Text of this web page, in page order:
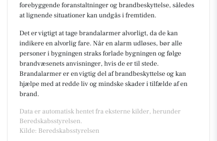
forebyggende foranstaltninger og brandbeskyttelse, således
at lignende situationer kan undgås i fremtiden.
Det er vigtigt at tage brandalarmer alvorligt, da de kan
indikere en alvorlig fare. Når en alarm udløses, bør alle
personer i bygningen straks forlade bygningen og følge
brandvæsenets anvisninger, hvis de er til stede.
Brandalarmer er en vigtig del af brandbeskyttelse og kan
hjælpe med at redde liv og mindske skader i tilfælde af en
brand.
Data er automatisk hentet fra eksterne kilder, herunder
Beredskabsstyrelsen.
Kilde: Beredskabsstyrelsen